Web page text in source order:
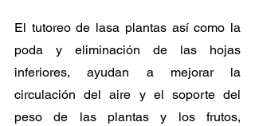
El tutoreo de lasa plantas así como la
poda y eliminación de las hojas
inferiores, ayudan a mejorar la
circulación del aire y el soporte del
peso de las plantas y los frutos,